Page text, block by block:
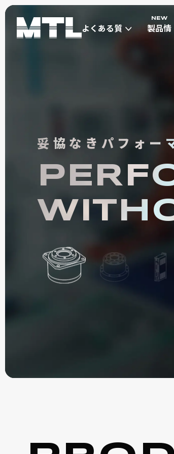
よくある質
製品情
小型高トルク(Φ30~Φ40) max
超小型(Φ13~Φ21) max 0.13Nm
大口径シリーズ(φ70)
妥協なきパフォー